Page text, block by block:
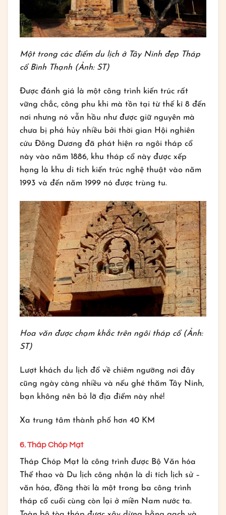
Một trong các điểm du lịch ở Tây Ninh đẹp Tháp
cổ Bình Thạnh (Ảnh: ST)
Được đánh giá là một công trình kiến trúc rất
vững chắc, công phu khi mà tồn tại từ thế kỉ 8 đến
nơi nhưng nó vẫn hầu như được giữ nguyên mà
chưa bị phá hủy nhiều bởi thời gian Hội nghiên
cứu Đông Dương đã phát hiện ra ngôi tháp cổ
này vào năm 1886, khu tháp cổ này được xếp
hạng là khu di tích kiến trúc nghệ thuật vào năm
1993 và đến năm 1999 nó được trùng tu.
Hoa văn được chạm khắc trên ngôi tháp cổ (Ảnh:
ST)
Lượt khách du lịch đổ về chiêm ngưỡng nơi đây
cũng ngày càng nhiều và nếu ghé thăm Tây Ninh,
bạn không nên bỏ lỡ địa điểm này nhé!
Xa trung tâm thành phố hơn 40 KM
6. Tháp Chóp Mạt
Tháp Chóp Mạt là công trình được Bộ Văn hóa
Thể thao và Du lịch công nhận là di tích lịch sử –
văn hóa, đồng thời là một trong ba công trình
tháp cổ cuối cùng còn lại ở miền Nam nước ta.